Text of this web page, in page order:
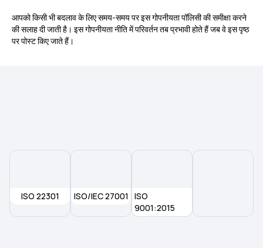
आपको किसी भी बदलाव के लिए समय-समय पर इस गोपनीयता पॉलिसी की समीक्षा करने
की सलाह दी जाती है। इस गोपनीयता नीति में परिवर्तन तब प्रभावी होते हैं जब वे इस पृष्ठ
पर पोस्ट किए जाते हैं।
ISO 22301 ISO/IEC 27001
ISO
9001:2015